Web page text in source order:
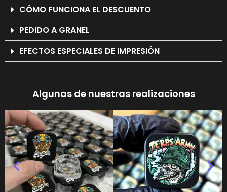
CÓMO FUNCIONA EL DESCUENTO
PEDIDO A GRANEL
EFECTOS ESPECIALES DE IMPRESIÓN
Algunas de nuestras realizaciones